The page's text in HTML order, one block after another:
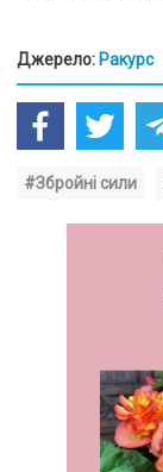
Джерело: Ракурс
#Збройні сили